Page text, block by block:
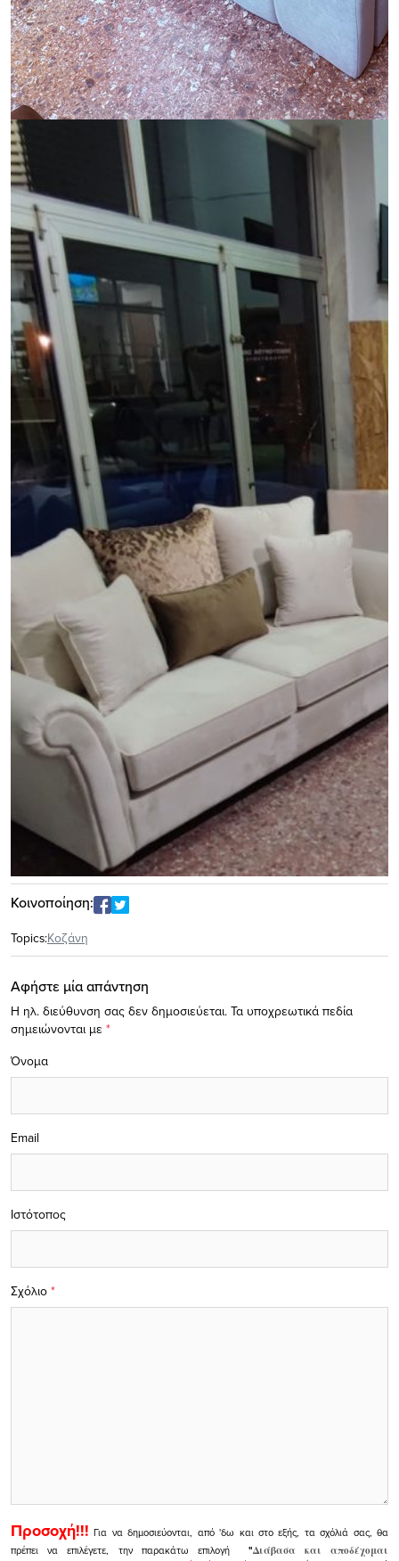
Κοινοποίηση:
Topics:Κοζάνη
Αφήστε μία απάντηση
Η ηλ. διεύθυνση σας δεν δημοσιεύεται. Τα υποχρεωτικά πεδία
σημειώνονται με *
Σχόλιο *
Όνομα
Email
Ιστότοπος
Προσοχή!!! Για να δημοσιεύονται, από 'δω και στο εξής, τα σχόλιά σας, θα
πρέπει να επιλέγετε, την παρακάτω επιλογή
"Διάβασα και αποδέχομαι